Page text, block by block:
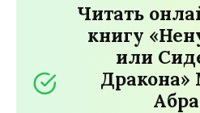
Читать
книгу
или
Дракона»